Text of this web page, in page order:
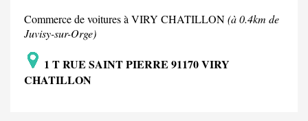
Commerce de voitures à VIRY CHATILLON(à 0.4km de
Juvisy-sur-Orge)
1 T RUE SAINT PIERRE 91170 VIRY
CHATILLON